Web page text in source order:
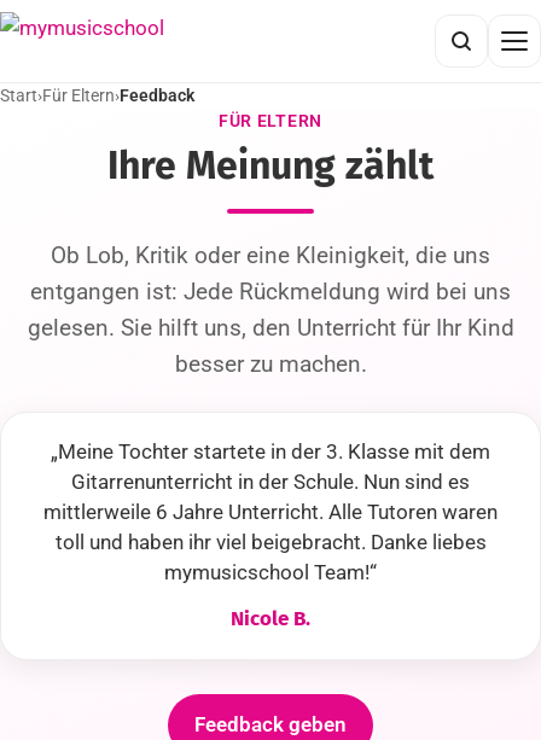
Start›Für Eltern›Feedback
FÜR ELTERN
Ihre Meinung zählt
Ob Lob, Kritik oder eine Kleinigkeit, die uns
entgangen ist: Jede Rückmeldung wird bei uns
gelesen. Sie hilft uns, den Unterricht für Ihr Kind
besser zu machen.
„Meine Tochter startete in der 3. Klasse mit dem
Gitarrenunterricht in der Schule. Nun sind es
mittlerweile 6 Jahre Unterricht. Alle Tutoren waren
toll und haben ihr viel beigebracht. Danke liebes
mymusicschool Team!“
Nicole B.
Feedback geben